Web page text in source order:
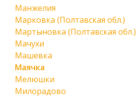
Манжелия
Марковка (Полтавская обл.)
Мартыновка (Полтавская обл.)
Мачухи
Машевка
Маячка
Мелюшки
Милорадово